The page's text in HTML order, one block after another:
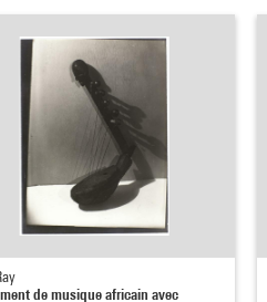
de musique africain avec